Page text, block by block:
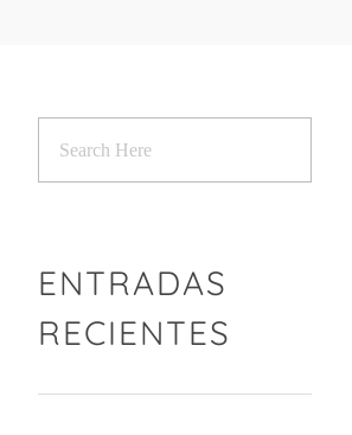
ENTRADAS
RECIENTES